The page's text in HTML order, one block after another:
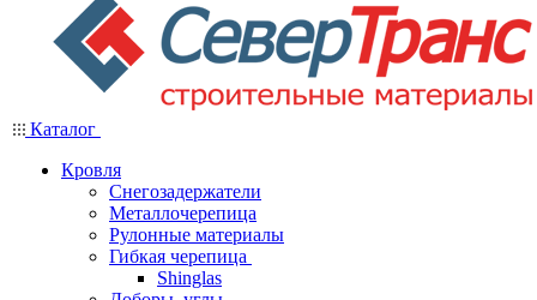
Каталог
Кровля
Снегозадержатели
Металлочерепица
Рулонные материалы
Гибкая черепица
Shinglas